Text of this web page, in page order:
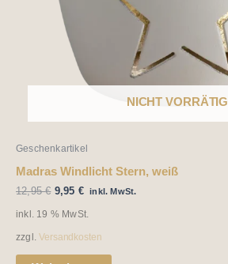
NICHT VORRÄTIG
Geschenkartikel
Madras Windlicht Stern, weiß
12,95€ 9,95 € inkl. MwSt.
inkl. 19 % MwSt.
zzgl.Versandkosten